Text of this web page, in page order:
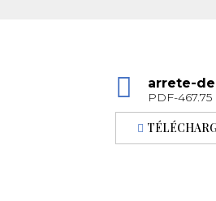
arrete-
PDF-467.75